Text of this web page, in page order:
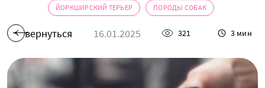
ЙОРКШИРСКИЙ ТЕРЬЕР ПОРОДЫ СОБАК
вернуться 16.01.2025 321 3 мин